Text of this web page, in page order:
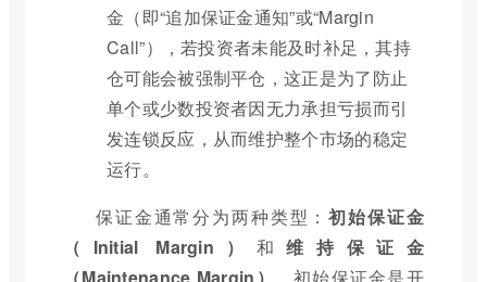
金（即“追加保证金通知”或“Margin
Call”），若投资者未能及时补足，其持
仓可能会被强制平仓，这正是为了防止
单个或少数投资者因无力承担亏损而引
发连锁反应，从而维护整个市场的稳定
运行。
保证金通常分为两种类型：初始保证金
（Initial Margin） 和维持保证金